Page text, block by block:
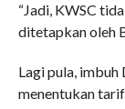
“Jadi, KWSC
ditetapkan oleh
Lagi pula,
menentukan